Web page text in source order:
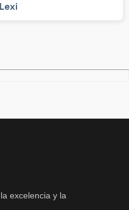
Lexi
excelencia y la